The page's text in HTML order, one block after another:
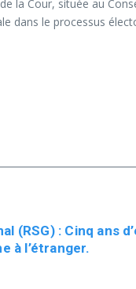
la Cour, située au
dans le processus
(RSG) : Cinq ans
à l’étranger.